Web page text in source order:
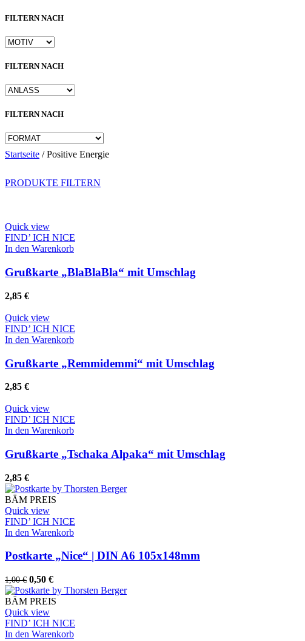
FILTERN NACH
FILTERN NACH
FILTERN NACH
Startseite /Positive Energie
PRODUKTE FILTERN
Quick view
FIND’ ICH NICE
In den Warenkorb
Grußkarte „BlaBlaBla“ mit Umschlag
2,85 €
Quick view
FIND’ ICH NICE
In den Warenkorb
Grußkarte „Remmidemmi“ mit Umschlag
2,85 €
Quick view
FIND’ ICH NICE
In den Warenkorb
Grußkarte „Tschaka Alpaka“ mit Umschlag
2,85 €
BÄM PREIS
Quick view
FIND’ ICH NICE
In den Warenkorb
Postkarte „Nice“ | DIN A6 105x148mm
1,00€ Ursprünglicher
Preis
war:
1,00 €
0,50 €Aktueller
Preis
ist:
BÄM PREIS
Quick view
FIND’ ICH NICE
In den Warenkorb